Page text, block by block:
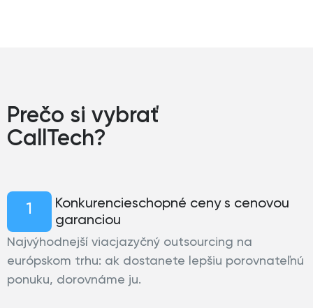
Prečo si vybrať
CallTech?
1
Konkurencieschopné ceny s cenovou
garanciou
Najvýhodnejší viacjazyčný outsourcing na
európskom trhu: ak dostanete lepšiu porovnateľnú
ponuku, dorovnáme ju.